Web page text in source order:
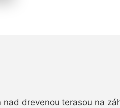
nad drevenou terasou na